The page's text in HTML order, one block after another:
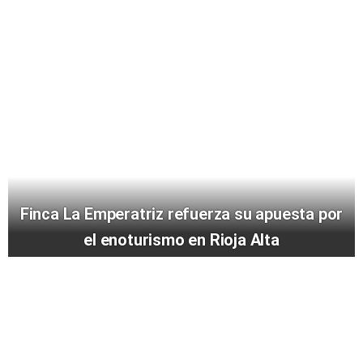
Finca La Emperatriz refuerza su apuesta por
el enoturismo en Rioja Alta